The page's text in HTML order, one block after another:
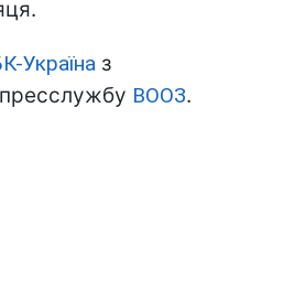
Україна з
ВООЗ.